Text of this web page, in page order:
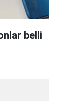
belli